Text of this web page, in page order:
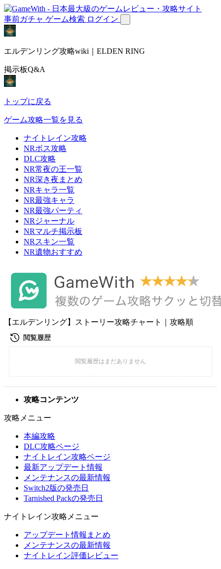
事前ガチャ ゲーム検索 ログイン
エルデンリング攻略wiki｜ELDEN RING
掲示板Q&A
トップに戻る
ゲーム攻略一覧を見る
ナイトレイン攻略
NRボス攻略
DLC攻略
NR常夜の王一覧
NR深き夜まとめ
NRキャラ一覧
NR最強キャラ
NR最強パーティ
NRジャーナル
NRマルチ掲示板
NRスキン一覧
NR遺物おすすめ
【エルデンリング】ストーリー攻略チャート｜攻略順
攻略コンテンツ
攻略メニュー
本編攻略
DLC攻略ページ
ナイトレイン攻略ページ
最新アップデート情報
メンテナンスの最新情報
Switch2版の発売日
Tarnished Packの発売日
ナイトレイン攻略メニュー
アップデート情報まとめ
メンテナンスの最新情報
ナイトレイン評価レビュー